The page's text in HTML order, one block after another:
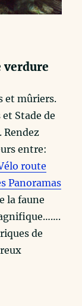
verdure
et mûriers.
Stade de
Rendez
entre:
route
Panoramas
la faune
de